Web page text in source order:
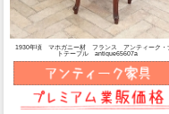
1930年頃 マホガニー材 フランス アンティーク・
トテーブル antique65607a